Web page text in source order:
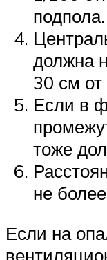
подпола.
должна
30 см от
Если в
тоже
не
Если на